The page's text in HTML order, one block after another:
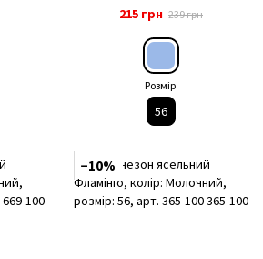
арт. 541-446
215 грн 239 грн
Розмір
56
−10%